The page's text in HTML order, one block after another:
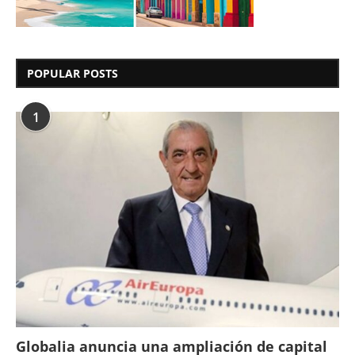
POPULAR POSTS
1
Globalia anuncia una ampliación de capital